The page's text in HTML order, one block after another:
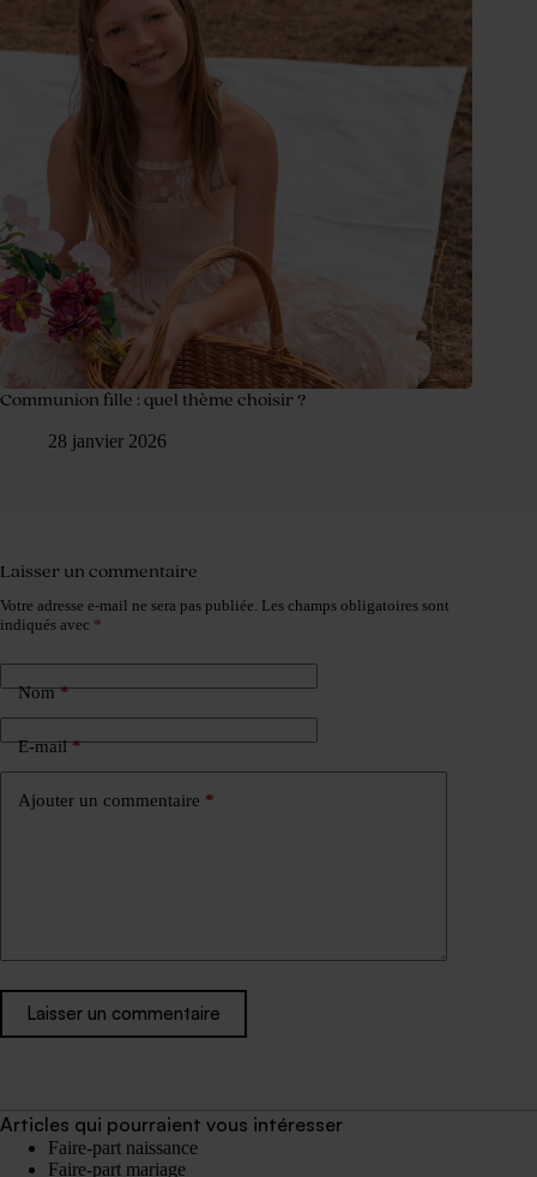
Communion fille : quel thème choisir ?
28 janvier 2026
Laisser un commentaire
Votre adresse e-mail ne sera pas publiée. Les champs obligatoires sont
indiqués avec *
Nom*
E-mail*
Ajouter un commentaire *
Laisser un commentaire
Articles qui pourraient vous intéresser
Faire-part naissance
Faire-part mariage